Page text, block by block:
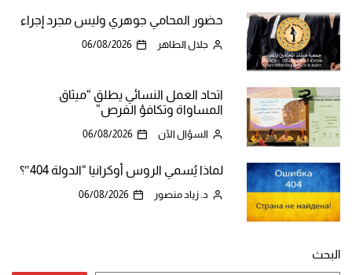
حضور المحامي جوهري وليس مجرد إجراء
جلال الطاهر 06/08/2026
اتحاد العمل النسائي يطلق “ميثاق
المساواة وتكافؤ الفرص”
السؤال الآن 06/08/2026
لماذا يُسمي الروس أوكرانيا “الدولة 404″؟
د. زياد منصور 06/08/2026
البحث